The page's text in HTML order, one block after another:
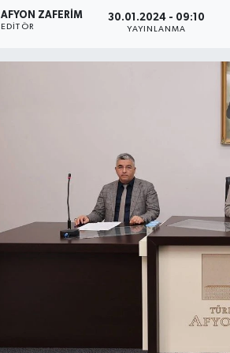
AFYON ZAFERİM
EDITÖR
30.01.2024 - 09:10
YAYINLANMA